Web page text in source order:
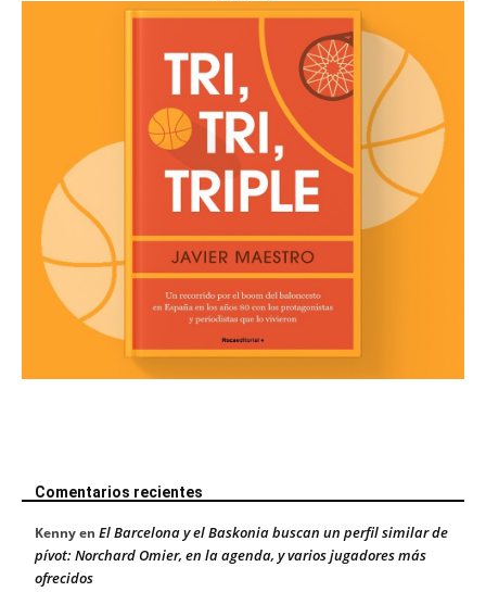
Comentarios recientes
Kennyen El Barcelona y el Baskonia buscan un perfil similar de
pívot: Norchard Omier, en la agenda, y varios jugadores más
ofrecidos